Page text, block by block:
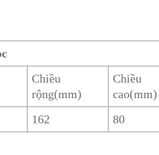
Chiều
rộng(mm)
Chiều
cao(mm)
162 80